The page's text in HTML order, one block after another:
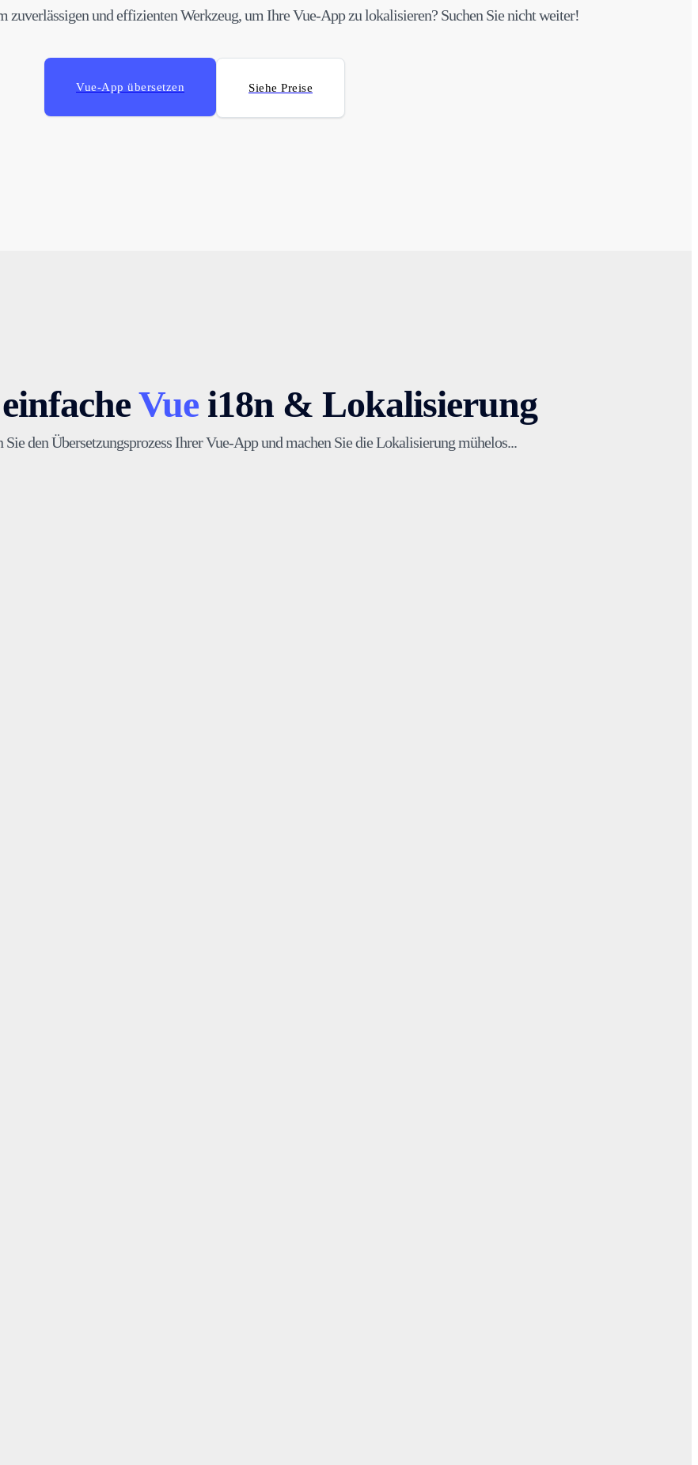
zuverlässigen und effizienten Werkzeug, um Ihre Vue-App zu lokalisieren? Suchen Sie nicht weiter!
Vue-App übersetzen Siehe Preise
Vue i18n & Lokalisierung
den Übersetzungsprozess Ihrer Vue-App und machen Sie die Lokalisierung mühelos...